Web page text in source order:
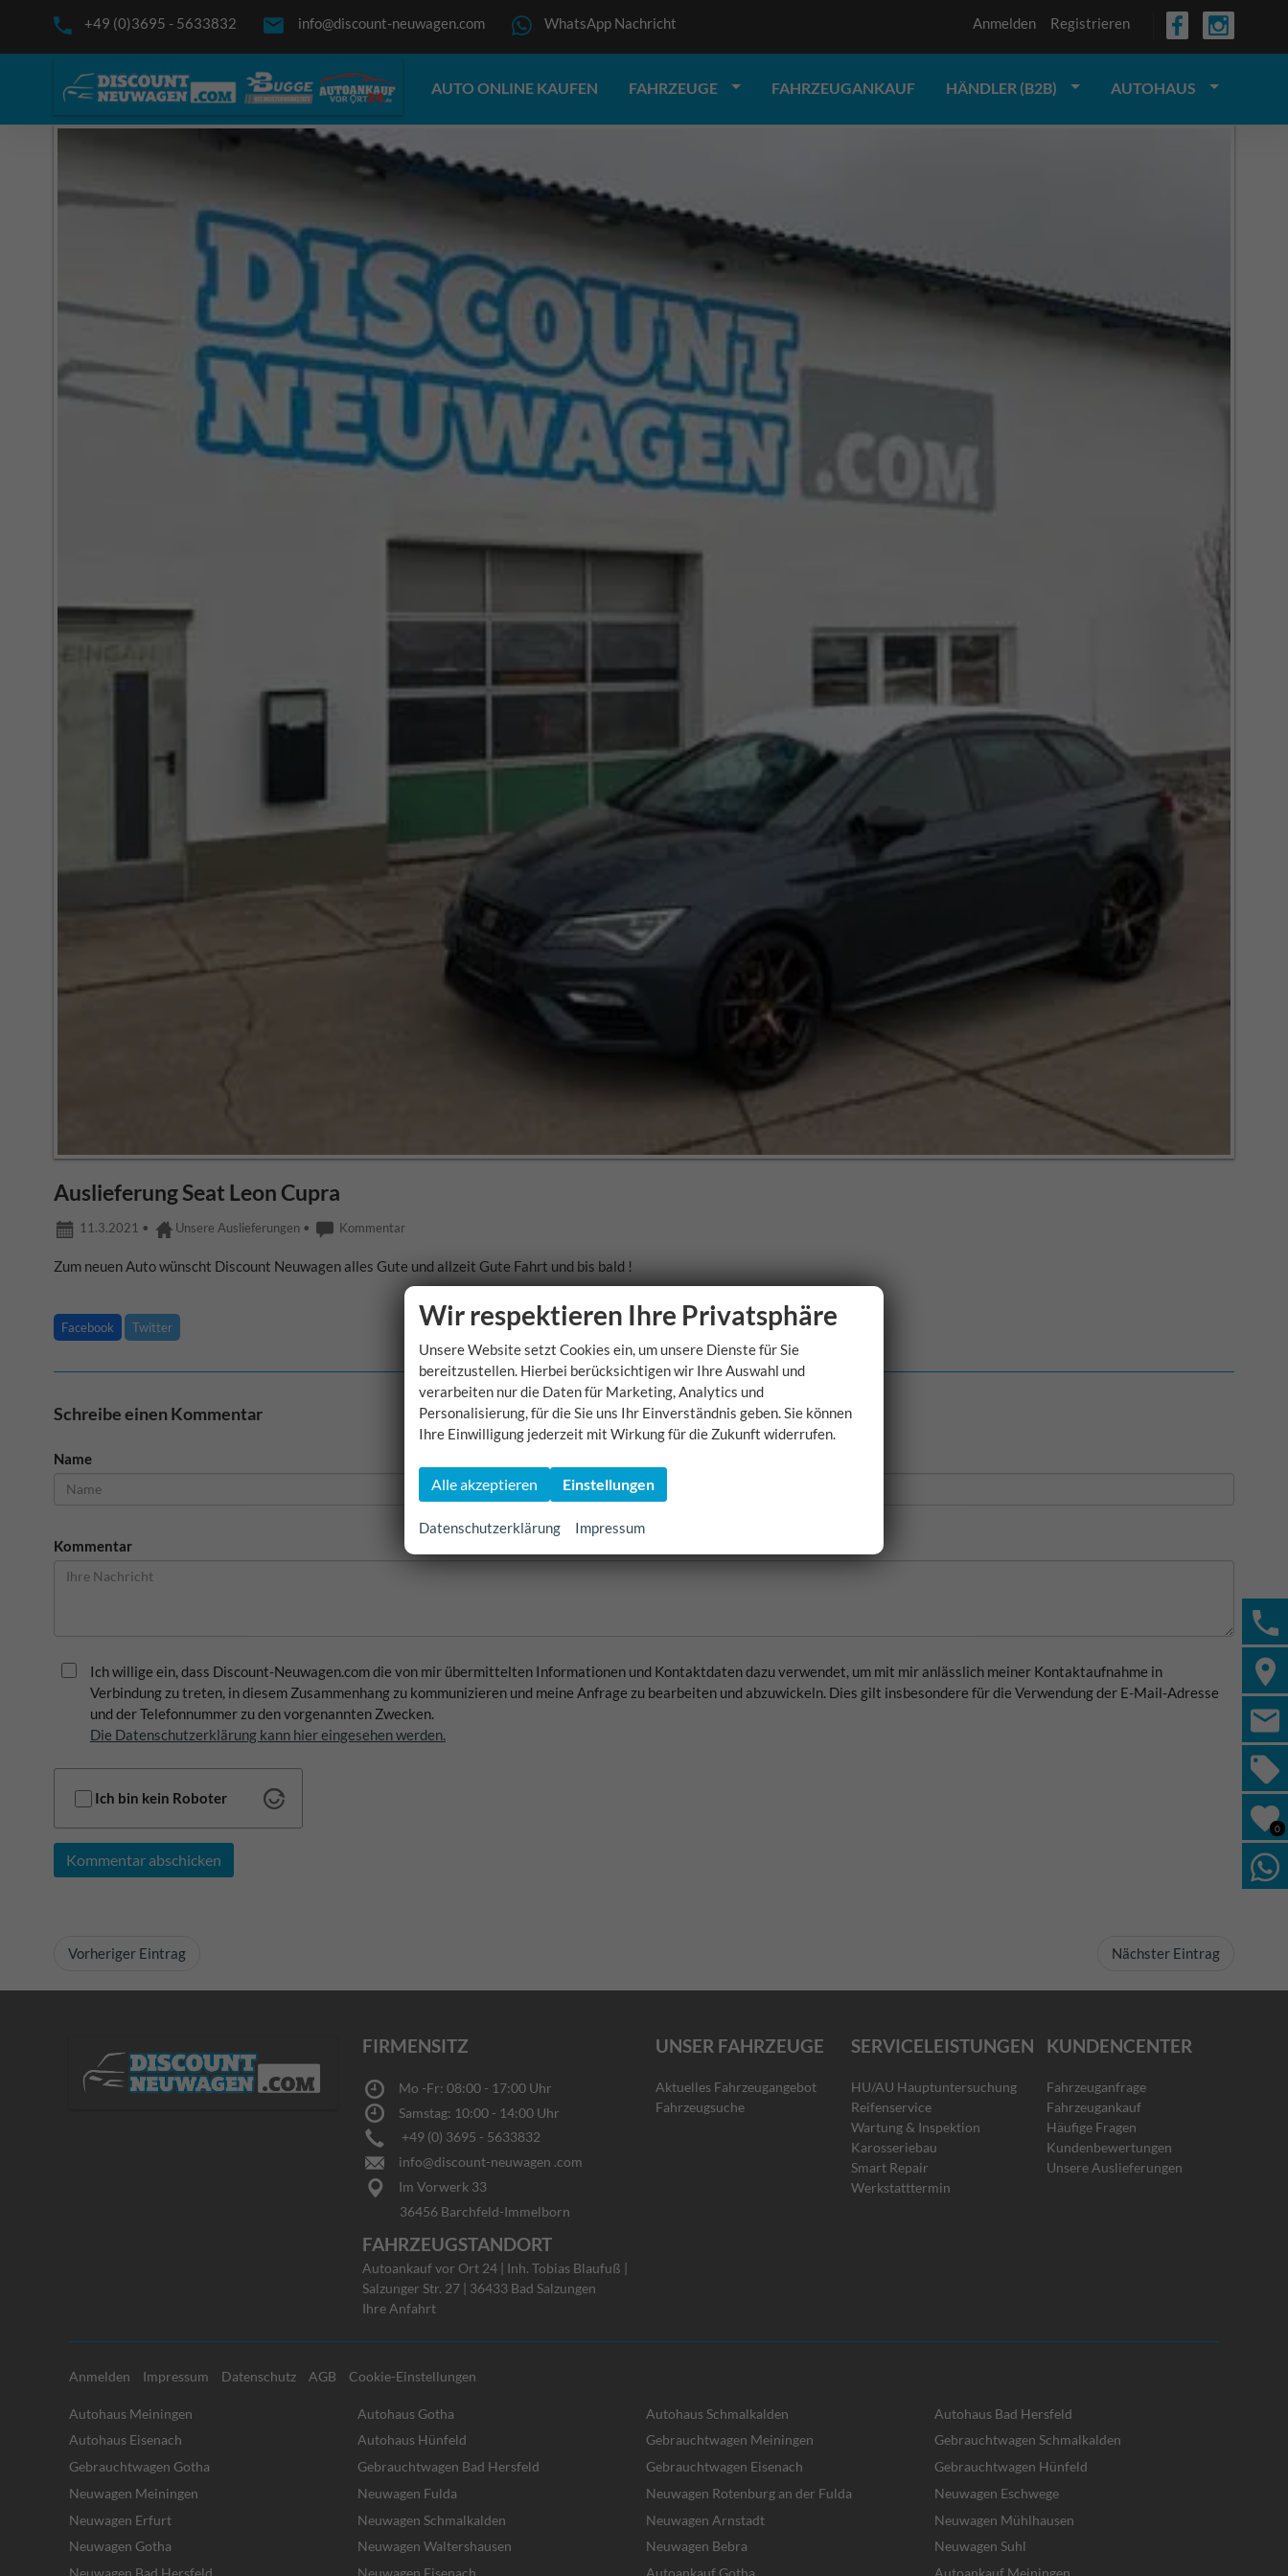
+49 (0)3695 - 5633832 info@discount-neuwagen.com WhatsApp Nachricht Anmelden Registrieren
AUTO ONLINE KAUFEN FAHRZEUGE FAHRZEUGANKAUF HÄNDLER (B2B) AUTOHAUS
Auslieferung Seat Leon Cupra
11.3.2021 • Unsere Auslieferungen • Kommentar
Zum neuen Auto wünscht Discount Neuwagen alles Gute und allzeit Gute Fahrt und bis bald !
Facebook Twitter
Schreibe einen Kommentar
Name
Kommentar
Ich willige ein, dass Discount-Neuwagen.com die von mir übermittelten Informationen und Kontaktdaten dazu verwendet, um mit mir anlässlich meiner Kontaktaufnahme in
Verbindung zu treten, in diesem Zusammenhang zu kommunizieren und meine Anfrage zu bearbeiten und abzuwickeln. Dies gilt insbesondere für die Verwendung der E-Mail-Adresse
und der Telefonnummer zu den vorgenannten Zwecken.
Die Datenschutzerklärung kann hier eingesehen werden.
Ich bin kein Roboter
Kommentar abschicken
Vorheriger Eintrag Nächster Eintrag
FIRMENSITZ
Mo -Fr: 08:00 - 17:00 Uhr
Samstag: 10:00 - 14:00 Uhr
+49 (0) 3695 - 5633832
info@discount-neuwagen .com
Im Vorwerk 33
36456 Barchfeld-Immelborn
FAHRZEUGSTANDORT
Autoankauf vor Ort 24 | Inh. Tobias Blaufuß |
Salzunger Str. 27 | 36433 Bad Salzungen
Ihre Anfahrt
UNSER FAHRZEUGE
Aktuelles Fahrzeugangebot
Fahrzeugsuche
SERVICELEISTUNGEN
HU/AU Hauptuntersuchung
Reifenservice
Wartung & Inspektion
Karosseriebau
Smart Repair
Werkstatttermin
KUNDENCENTER
Fahrzeuganfrage
Fahrzeugankauf
Häufige Fragen
Kundenbewertungen
Unsere Auslieferungen
0
Anmelden Impressum Datenschutz AGB Cookie-Einstellungen
Autohaus Meiningen Autohaus Gotha Autohaus Schmalkalden
Autohaus Bad Hersfeld
Autohaus Eisenach
Autohaus Hünfeld Gebrauchtwagen Meiningen
Gebrauchtwagen Schmalkalden
Gebrauchtwagen Gotha
Gebrauchtwagen Bad Hersfeld Gebrauchtwagen Eisenach
Gebrauchtwagen Hünfeld
Neuwagen Meiningen
Neuwagen Fulda Neuwagen Rotenburg an der Fulda
Neuwagen Eschwege
Neuwagen Erfurt
Neuwagen Schmalkalden Neuwagen Arnstadt
Neuwagen Mühlhausen
Neuwagen Gotha
Neuwagen Waltershausen Neuwagen Bebra
Neuwagen Suhl
Neuwagen Bad Hersfeld
Neuwagen Eisenach Autoankauf Gotha Autoankauf Meiningen
Wir respektieren Ihre Privatsphäre
Unsere Website setzt Cookies ein, um unsere Dienste für Sie
bereitzustellen. Hierbei berücksichtigen wir Ihre Auswahl und
verarbeiten nur die Daten für Marketing, Analytics und
Personalisierung, für die Sie uns Ihr Einverständnis geben. Sie können
Ihre Einwilligung jederzeit mit Wirkung für die Zukunft widerrufen.
Alle akzeptieren Einstellungen
Datenschutzerklärung Impressum